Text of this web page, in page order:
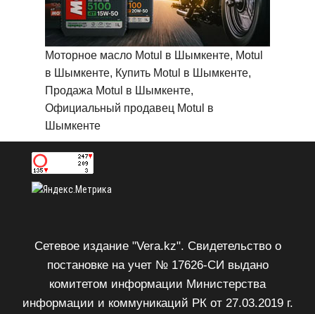
Моторное масло Motul в Шымкенте, Motul
в Шымкенте, Купить Motul в Шымкенте,
Продажа Motul в Шымкенте,
Официальный продавец Motul в
Шымкенте
Сетевое издание "Vera.kz". Свидетельство о
постановке на учет № 17626-СИ выдано
комитетом информации Министерства
информации и коммуникаций РК от 27.03.2019 г.